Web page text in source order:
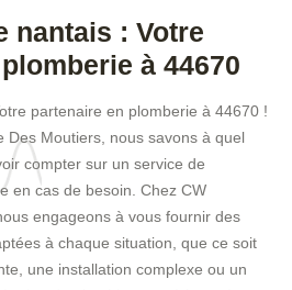
nantais : Votre
à 44670
partenaire en plomberie à 44670 !
Des Moutiers, nous savons à quel
compter sur un service de
en cas de besoin. Chez CW
engageons à vous fournir des
à chaque situation, que ce soit
une installation complexe ou un